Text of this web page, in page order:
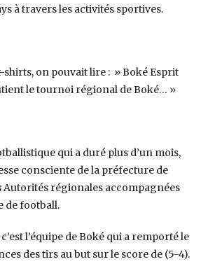
à travers les activités sportives.
shirts, on pouvait lire : » Boké Esprit
le tournoi régional de Boké… »
qui a duré plus d’un mois,
consciente de la préfecture de
Autorités régionales accompagnées
de football.
l’équipe de Boké qui a remporté le
des tirs au but sur le score de (5-4).